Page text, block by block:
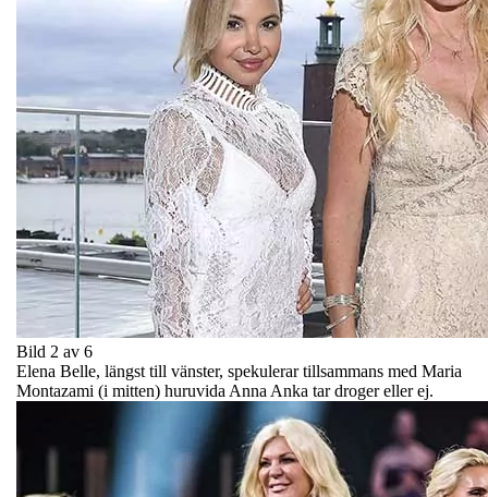
Bild 2 av 6
Elena Belle, längst till vänster, spekulerar tillsammans med Maria
Montazami (i mitten) huruvida Anna Anka tar droger eller ej.